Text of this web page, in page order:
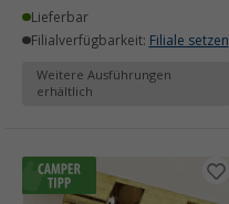
Lieferbar
Filialverfügbarkeit: Filiale setzen
Weitere Ausführungen
erhältlich